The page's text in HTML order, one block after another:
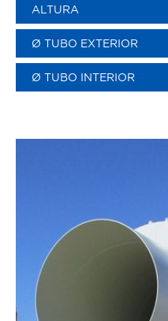
ALTURA
Ø TUBO EXTERIOR
Ø TUBO INTERIOR